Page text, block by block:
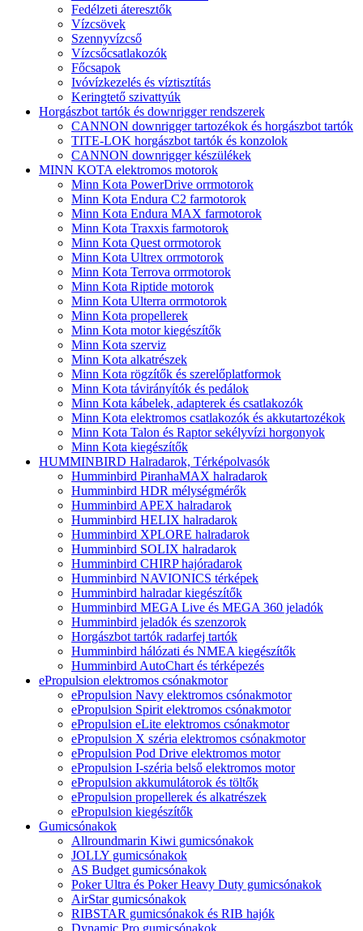
Fedélzeti áteresztők
Vízcsövek
Szennyvízcső
Vízcsőcsatlakozók
Főcsapok
Ivóvízkezelés és víztisztítás
Keringtető szivattyúk
Horgászbot tartók és downrigger rendszerek
CANNON downrigger tartozékok és horgászbot tartók
TITE-LOK horgászbot tartók és konzolok
CANNON downrigger készülékek
MINN KOTA elektromos motorok
Minn Kota PowerDrive orrmotorok
Minn Kota Endura C2 farmotorok
Minn Kota Endura MAX farmotorok
Minn Kota Traxxis farmotorok
Minn Kota Quest orrmotorok
Minn Kota Ultrex orrmotorok
Minn Kota Terrova orrmotorok
Minn Kota Riptide motorok
Minn Kota Ulterra orrmotorok
Minn Kota propellerek
Minn Kota motor kiegészítők
Minn Kota szerviz
Minn Kota alkatrészek
Minn Kota rögzítők és szerelőplatformok
Minn Kota távirányítók és pedálok
Minn Kota kábelek, adapterek és csatlakozók
Minn Kota elektromos csatlakozók és akkutartozékok
Minn Kota Talon és Raptor sekélyvízi horgonyok
Minn Kota kiegészítők
HUMMINBIRD Halradarok, Térképolvasók
Humminbird PiranhaMAX halradarok
Humminbird HDR mélységmérők
Humminbird APEX halradarok
Humminbird HELIX halradarok
Humminbird XPLORE halradarok
Humminbird SOLIX halradarok
Humminbird CHIRP hajóradarok
Humminbird NAVIONICS térképek
Humminbird halradar kiegészítők
Humminbird MEGA Live és MEGA 360 jeladók
Humminbird jeladók és szenzorok
Horgászbot tartók radarfej tartók
Humminbird hálózati és NMEA kiegészítők
Humminbird AutoChart és térképezés
ePropulsion elektromos csónakmotor
ePropulsion Navy elektromos csónakmotor
ePropulsion Spirit elektromos csónakmotor
ePropulsion eLite elektromos csónakmotor
ePropulsion X széria elektromos csónakmotor
ePropulsion Pod Drive elektromos motor
ePropulsion I-széria belső elektromos motor
ePropulsion akkumulátorok és töltők
ePropulsion propellerek és alkatrészek
ePropulsion kiegészítők
Gumicsónakok
Allroundmarin Kiwi gumicsónakok
JOLLY gumicsónakok
AS Budget gumicsónakok
Poker Ultra és Poker Heavy Duty gumicsónakok
AirStar gumicsónakok
RIBSTAR gumicsónakok és RIB hajók